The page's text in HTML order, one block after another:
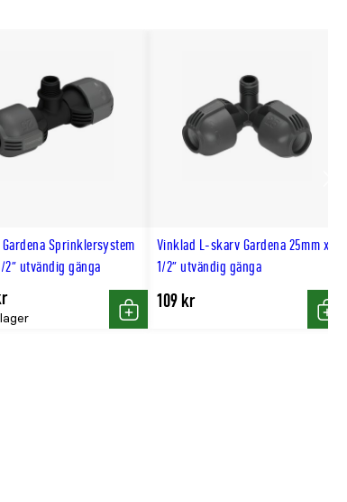
Sprinklersystem
2" utvändig gänga
Köp
Vinklad L-skarv Gardena 25mm x
1/2" utvändig gänga
109 kr
Köp